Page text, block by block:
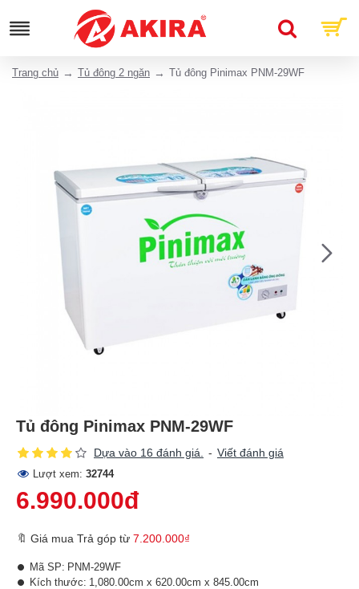
Trang chủ Tủ đông 2 ngăn Tủ đông Pinimax PNM-29WF
Tủ đông Pinimax PNM-29WF
Dựa vào 16 đánh giá. - Viết đánh giá
Lượt xem: 32744
6.990.000đ
🔖 Giá mua Trả góp từ 7.200.000₫
Mã SP: PNM-29WF
Kích thước: 1,080.00cm x 620.00cm x 845.00cm